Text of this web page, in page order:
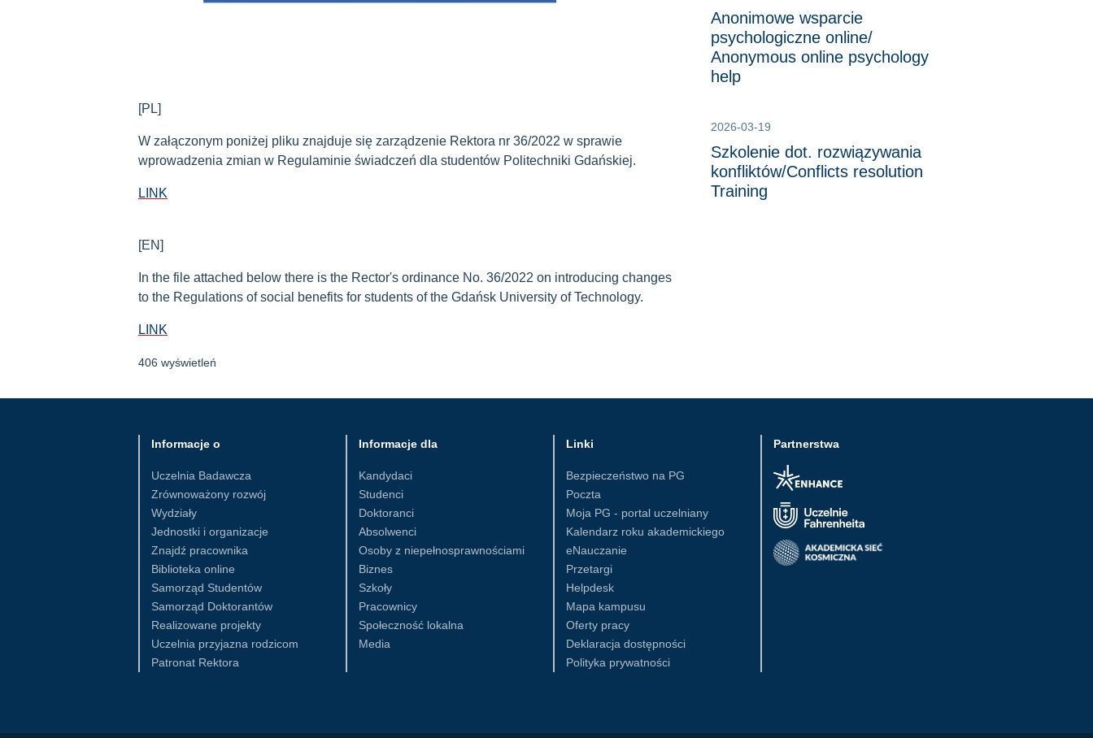
[PL]
W załączonym poniżej pliku znajduje się zarządzenie Rektora nr 36/2022 w sprawie
wprowadzenia zmian w Regulaminie świadczeń dla studentów Politechniki Gdańskiej.
LINK
[EN]
In the file attached below there is the Rector's ordinance No. 36/2022 on introducing changes
to the Regulations of social benefits for students of the Gdańsk University of Technology.
LINK
406 wyświetleń
Anonimowe wsparcie
psychologiczne online/
Anonymous online psychology
help
2026-03-19
Szkolenie dot. rozwiązywania
konfliktów/Conflicts resolution
Training
Partnerstwa
Informacje o
Uczelnia Badawcza
Zrównoważony rozwój
Wydziały
Jednostki i organizacje
Znajdź pracownika
Biblioteka online
Samorząd Studentów
Samorząd Doktorantów
Realizowane projekty
Uczelnia przyjazna rodzicom
Patronat Rektora
Informacje dla
Kandydaci
Studenci
Doktoranci
Absolwenci
Osoby z niepełnosprawnościami
Biznes
Szkoły
Pracownicy
Społeczność lokalna
Media
Linki
Bezpieczeństwo na PG
Poczta
Moja PG - portal uczelniany
Kalendarz roku akademickiego
eNauczanie
Przetargi
Helpdesk
Mapa kampusu
Oferty pracy
Deklaracja dostępności
Polityka prywatności